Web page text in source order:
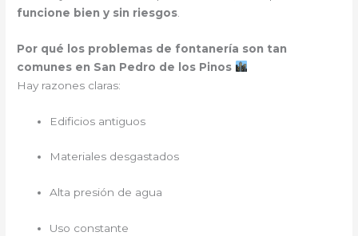
funcione bien y sin riesgos
Por qué los problemas de fontanería son tan
comunes en San Pedro de los Pinos
Hay razones claras:
Edificios antiguos
Materiales desgastados
Alta presión de agua
Uso constante